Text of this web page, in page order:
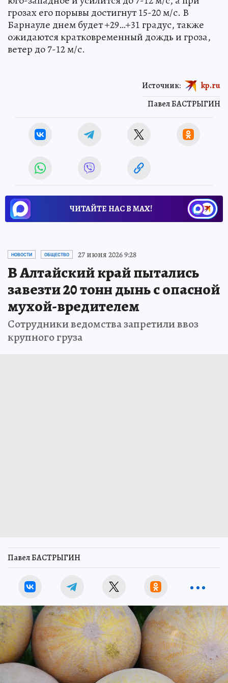
грозах его порывы достигнут 15-20 м/с. В
Барнауле днем будет +29…+31 градус, также
ожидаются кратковременный дождь и гроза,
ветер до 7-12 м/с.
Павел БАСТРЫГИН
Источник: kp.ru
ЧИТАЙТЕ НАС В МАХ!
НОВОСТИ ОБЩЕСТВО 27 июня 2026 9:28
В Алтайский край пытались
завезти 20 тонн дынь с опасной
мухой-вредителем
Сотрудники ведомства запретили ввоз
крупного груза
Павел БАСТРЫГИН